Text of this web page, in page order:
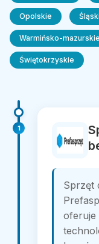
Opolskie
Warmińsko-mazurskie
Świętokrzyskie
1
Sprzęt
oferuje